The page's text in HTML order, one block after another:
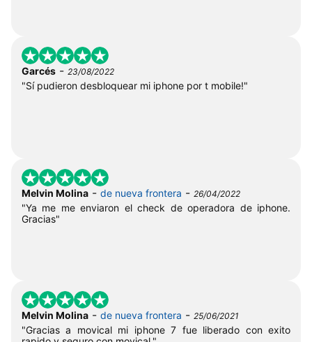
Garcés - 23/08/2022
"Sí pudieron desbloquear mi iphone por t mobile!"
Melvin Molina - de nueva frontera - 26/04/2022
"Ya me me enviaron el check de operadora de iphone.
Gracias"
Melvin Molina - de nueva frontera - 25/06/2021
"Gracias a movical mi iphone 7 fue liberado con exito